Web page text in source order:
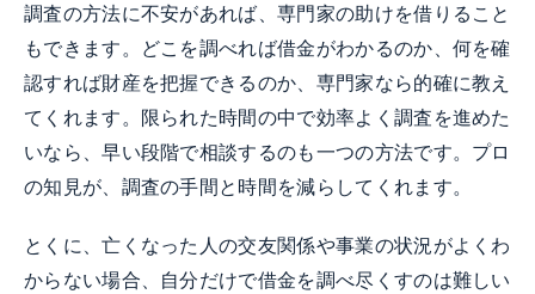
調査の方法に不安があれば、専門家の助けを借りること
もできます。どこを調べれば借金がわかるのか、何を確
認すれば財産を把握できるのか、専門家なら的確に教え
てくれます。限られた時間の中で効率よく調査を進めた
いなら、早い段階で相談するのも一つの方法です。プロ
の知見が、調査の手間と時間を減らしてくれます。
とくに、亡くなった人の交友関係や事業の状況がよくわ
からない場合、自分だけで借金を調べ尽くすのは難しい